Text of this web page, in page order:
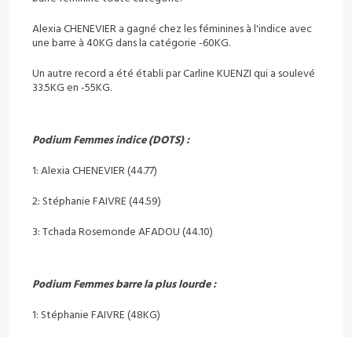
Alexia CHENEVIER a gagné chez les féminines à l'indice avec
une barre à 40KG dansla catégorie -60KG.
Un autre record a été établi par Carline KUENZI qui a soulevé
33.5KG en -55KG.
Podium Femmes indice (DOTS) :
1: Alexia CHENEVIER (44.77)
2: Stéphanie FAIVRE (44.59)
3: Tchada Rosemonde AFADOU (44.10)
Podium Femmes barre la plus lourde :
1: Stéphanie FAIVRE (48KG)